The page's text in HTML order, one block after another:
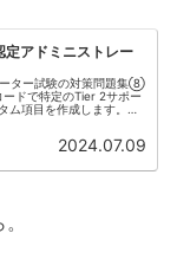
定アドミニストレー
ター試験の対策問題集⑧
ドで特定のTier 2サポー
ム項目を作成します。こ
2024.07.09